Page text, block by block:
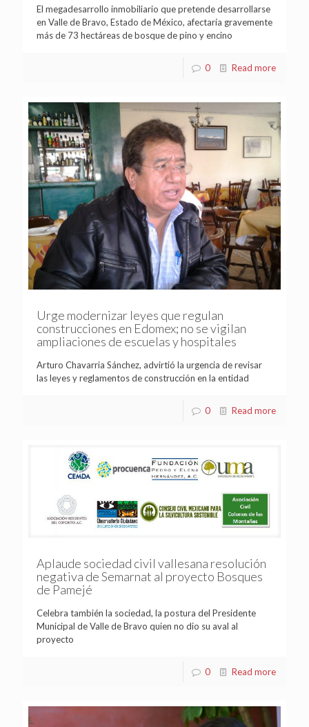
El megadesarrollo inmobiliario que pretende desarrollarse
en Valle de Bravo, Estado de México, afectaría gravemente
más de 73 hectáreas de bosque de pino y encino
0 Read more
Urge modernizar leyes que regulan
construcciones en Edomex; no se vigilan
ampliaciones de escuelas y hospitales
Arturo Chavarria Sánchez, advirtió la urgencia de revisar
las leyes y reglamentos de construcción en la entidad
0 Read more
Aplaude sociedad civil vallesana resolución
negativa de Semarnat al proyecto Bosques
de Pamejé
Celebra también la sociedad, la postura del Presidente
Municipal de Valle de Bravo quien no dio su aval al
proyecto
0 Read more